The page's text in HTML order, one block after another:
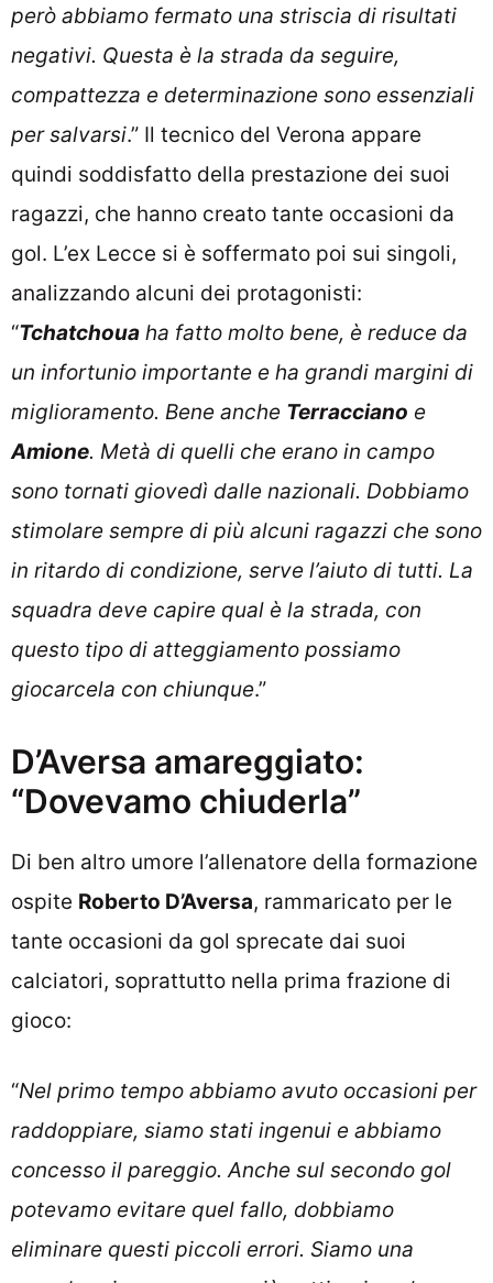
però abbiamo fermato una striscia di risultati
negativi. Questa è la strada da seguire,
compattezza e determinazione sono essenziali
per salvarsi.” Il tecnico del Verona appare
quindi soddisfatto della prestazione dei suoi
ragazzi, che hanno creato tante occasioni da
gol. L’ex Lecce si è soffermato poi sui singoli,
analizzando alcuni dei protagonisti:
“Tchatchoua ha fatto molto bene, è reduce da
un infortunio importante e ha grandi margini di
miglioramento. Bene anche Terracciano e
Amione. Metà di quelli che erano in campo
sono tornati giovedì dalle nazionali. Dobbiamo
stimolare sempre di più alcuni ragazzi che sono
in ritardo di condizione, serve l’aiuto di tutti. La
squadra deve capire qual è la strada, con
questo tipo di atteggiamento possiamo
giocarcela con chiunque.”
D’Aversa amareggiato:
“Dovevamo chiuderla”
Di ben altro umore l’allenatore della formazione
ospite Roberto D’Aversa, rammaricato per le
tante occasioni da gol sprecate dai suoi
calciatori, soprattutto nella prima frazione di
gioco:
“Nel primo tempo abbiamo avuto occasioni per
raddoppiare, siamo stati ingenui e abbiamo
concesso il pareggio. Anche sul secondo gol
potevamo evitare quel fallo, dobbiamo
eliminare questi piccoli errori. Siamo una